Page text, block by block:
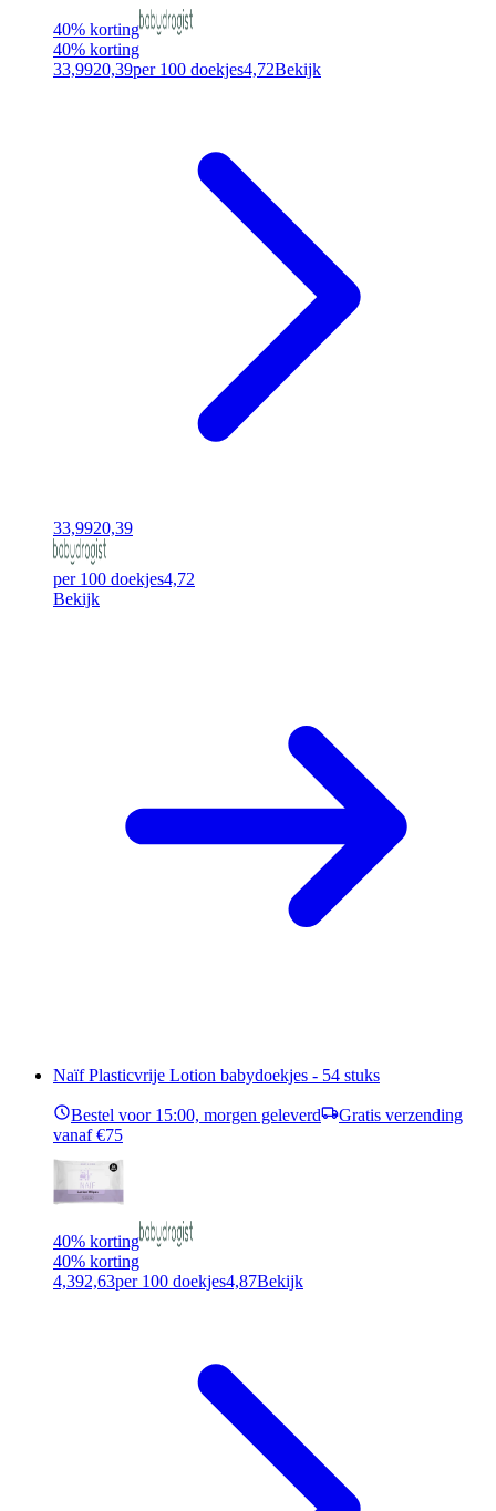
40% korting
40% korting
33,9920,39per 100 doekjes4,72Bekijk
33,9920,39
per 100 doekjes4,72
Bekijk
Naïf Plasticvrije Lotion babydoekjes - 54 stuks
Bestel voor 15:00, morgen geleverd
Gratis verzending
vanaf €75
40% korting
40% korting
4,392,63per 100 doekjes4,87Bekijk